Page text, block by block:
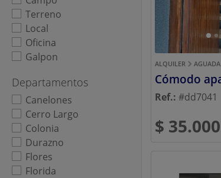
Terreno
Local
Oficina
Galpon
Departamentos
Canelones
Cerro Largo
Colonia
Durazno
Flores
Florida
ALQUILER AGUADA
Ref.: #dd7041
$ 35.000